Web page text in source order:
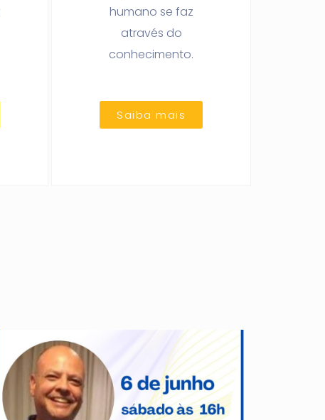
humano se faz
através do
conhecimento.
Saiba mais